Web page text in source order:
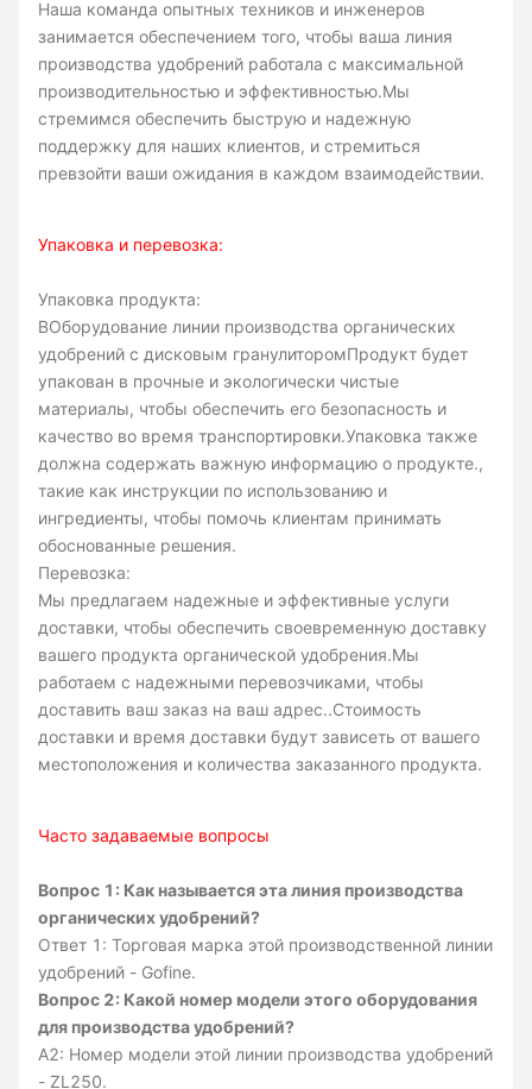
Наша команда опытных техников и инженеров
занимается обеспечением того, чтобы ваша линия
производства удобрений работала с максимальной
производительностью и эффективностью.Мы
стремимся обеспечить быструю и надежную
поддержку для наших клиентов, и стремиться
превзойти ваши ожидания в каждом взаимодействии.
Упаковка и перевозка:
Упаковка продукта:
ВОборудование линии производства органических
удобрений с дисковым гранулиторомПродукт будет
упакован в прочные и экологически чистые
материалы, чтобы обеспечить его безопасность и
качество во время транспортировки.Упаковка также
должна содержать важную информацию о продукте.,
такие как инструкции по использованию и
ингредиенты, чтобы помочь клиентам принимать
обоснованные решения.
Перевозка:
Мы предлагаем надежные и эффективные услуги
доставки, чтобы обеспечить своевременную доставку
вашего продукта органической удобрения.Мы
работаем с надежными перевозчиками, чтобы
доставить ваш заказ на ваш адрес..Стоимость
доставки и время доставки будут зависеть от вашего
местоположения и количества заказанного продукта.
Часто задаваемые вопросы
Вопрос 1: Как называется эта линия производства
органических удобрений?
Ответ 1: Торговая марка этой производственной линии
удобрений - Gofine.
Вопрос 2: Какой номер модели этого оборудования
для производства удобрений?
A2: Номер модели этой линии производства удобрений
- ZL250.